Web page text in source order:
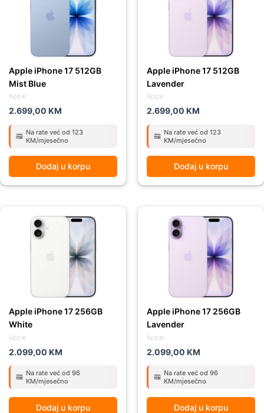
Apple
Apple iPhone 17 512GB
Mist Blue
2.699,00 KM
Na rate već od 123
KM/mjesečno
Dodaj u korpu
Apple
Apple iPhone 17 512GB
Lavender
2.699,00 KM
Na rate već od 123
KM/mjesečno
Dodaj u korpu
Apple
Apple iPhone 17 256GB
White
2.099,00 KM
Na rate već od 96
KM/mjesečno
Dodaj u korpu
Apple
Apple iPhone 17 256GB
Lavender
2.099,00 KM
Na rate već od 96
KM/mjesečno
Dodaj u korpu